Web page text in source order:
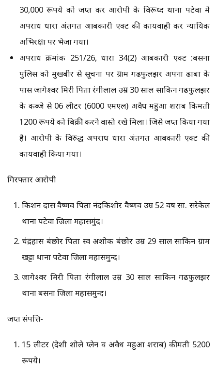
30,000 रूपये को जप्त कर आरोपी के विरूध्द थाना पटेवा मे
अपराध धारा अंतर्गत आबकारी एक्ट की कार्यवाही कर न्यायिक
अभिरक्षा पर भेजा गया।
अपराध क्रमांक 251/26, धारा 34(2) आबकारी एक्ट :बसना
पुलिस को मुखबीर से सूचना पर ग्राम गढफुलझर अपना ढाबा के
पास जागेश्वर मिरी पिता रंगीलाल उम्र 30 साल साकिन गढफुलझर
के कब्जे से 06 लीटर (6000 एमएल) अवैध महुआ शराब किमती
1200 रूपये को बिक्री करने वास्ते रखे मिला। जिसे जप्त किया गया
है। आरोपी के विरुद्ध अपराध धारा अंतर्गत आबकारी एक्ट की
कार्यवाही किया गया।
गिरफ्तार आरोपी
किशन दास वैष्णव पिता नंदकिशोर वैष्णव उम्र 52 वर्ष सा. सरेकेल
थाना पटेवा जिला महासमुंद।
चंद्रहास बंछोर पिता स्व अशोक बंछोर उम्र 29 साल साकिन ग्राम
खट्टा थाना पटेवा जिला महासमुन्द।
जागेश्वर मिरी पिता रंगीलाल उम्र 30 साल साकिन गढफुलझर
थाना बसना जिला महासमुन्द।
जप्त संपत्ति-
15 लीटर (देशी शोले प्लेन व अवैध महुआ शराब) कीमती 5200
रूपये।